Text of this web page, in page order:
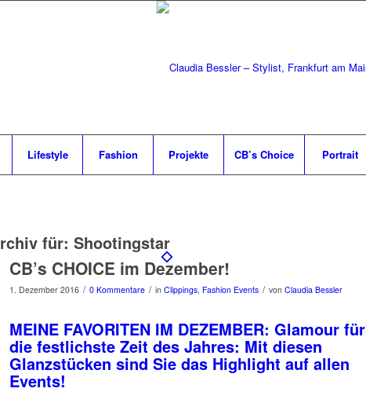
Lifestyle Fashion Projekte CB’s Choice Portrait
für: Shootingstar
CB’s CHOICE im Dezember!
1. Dezember 2016 / 0 Kommentare / in Clippings, Fashion Events / von Claudia Bessler
MEINE FAVORITEN IM DEZEMBER: Glamour für
die festlichste Zeit des Jahres: Mit diesen
Glanzstücken sind Sie das Highlight auf allen
Events!